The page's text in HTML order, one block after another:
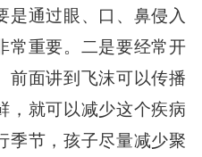
是通过眼、口、鼻侵入
常重要。二是要经常开
前面讲到飞沫可以传播
，就可以减少这个疾病
季节，孩子尽量减少聚